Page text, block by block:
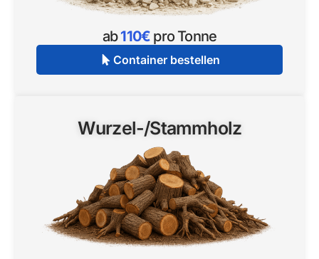
ab110€ pro Tonne
Container bestellen
Wurzel-/Stammholz